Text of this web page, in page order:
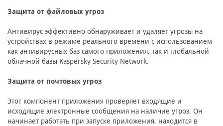
Защита от файловых угроз
Антивирус эффективно обнаруживает и удаляет угрозы на
устройствах в режиме реального времени с использованием
как антивирусных баз самого приложения, так и глобальной
облачной базы Kaspersky Security Network.
Защита от почтовых угроз
Этот компонент приложения проверяет входящие и
исходящие электронные сообщения на наличие угроз. Он
начинает работать при запуске приложения, находится в